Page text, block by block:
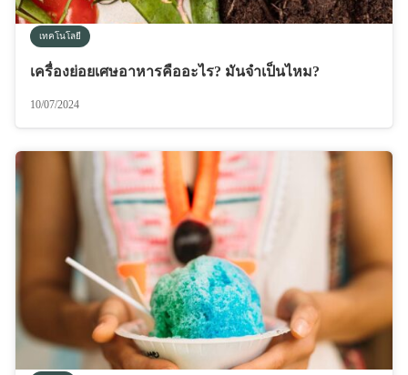
เทคโนโลยี
เครื่องย่อยเศษอาหารคืออะไร? มันจำเป็นไหม?
10/07/2024